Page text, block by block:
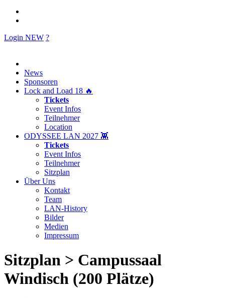
Login NEW ?
News
Sponsoren
Lock and Load 18 🔥
Tickets
Event Infos
Teilnehmer
Location
ODYSSEE LAN 2027 👾
Tickets
Event Infos
Teilnehmer
Sitzplan
Über Uns
Kontakt
Team
LAN-History
Bilder
Medien
Impressum
Sitzplan > Campussaal
Windisch (200 Plätze)